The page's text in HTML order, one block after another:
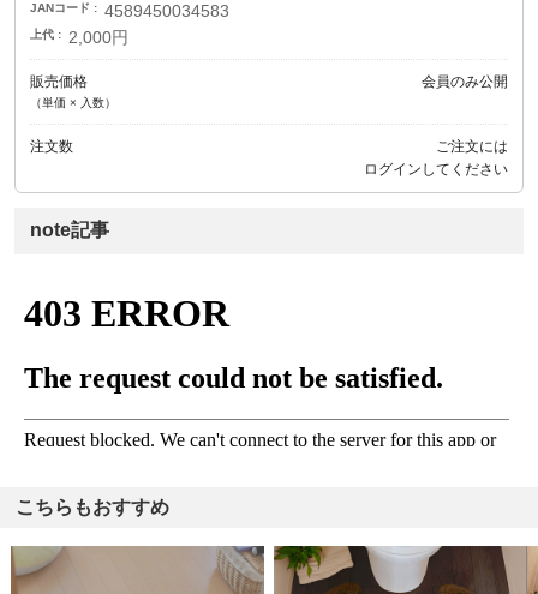
JANコード 4589450034583
上代 2,000円
販売価格
（単価 × 入数）
会員のみ公開
注文数
ご注文には
ログイン してください
note記事
こちらもおすすめ